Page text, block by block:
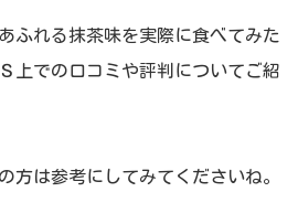
ふれる抹茶味を実際に食べてみた
上での口コミや評判についてご紹
方は参考にしてみてくださいね。